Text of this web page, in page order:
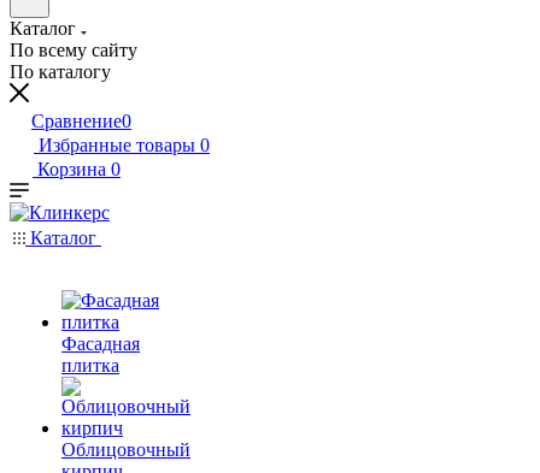
Каталог
По всему сайту
По каталогу
Сравнение0
Избранные товары 0
Корзина 0
Каталог
Фасадная
плитка
Облицовочный